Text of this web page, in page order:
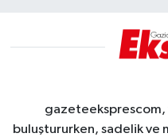
gazeteeksprescom,
buluştururken, sadelik ve